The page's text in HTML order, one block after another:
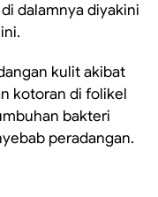
dalamnya diyakini
kulit akibat
kotoran di folikel
bakteri
peradangan.